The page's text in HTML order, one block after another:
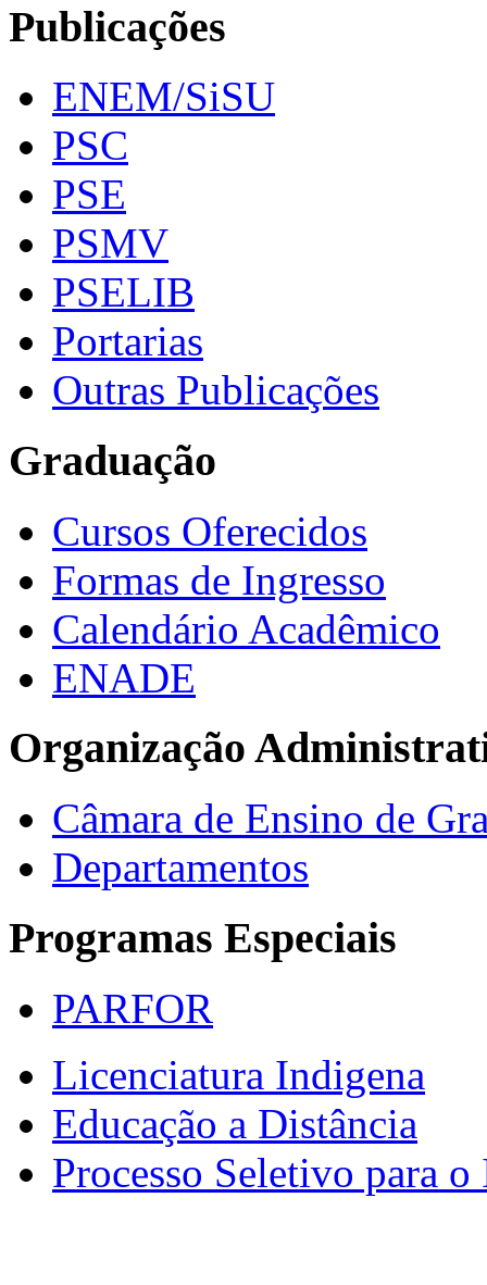
Publicações
ENEM/SiSU
PSC
PSE
PSMV
PSELIB
Portarias
Outras Publicações
Graduação
Cursos Oferecidos
Formas de Ingresso
Calendário Acadêmico
ENADE
Organização
Câmara de Ensino de
Departamentos
Programas Especiais
PARFOR
Licenciatura Indigena
Educação a Distância
Processo Seletivo para